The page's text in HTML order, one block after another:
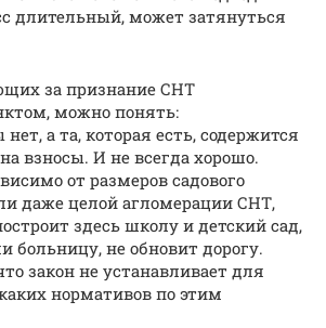
длительный, может затянуться
за признание СНТ
можно понять:
а та, которая есть, содержится
взносы. И не всегда хорошо.
от размеров садового
даже целой агломерации СНТ,
здесь школу и детский сад,
больницу, не обновит дорогу.
закон не устанавливает для
нормативов по этим